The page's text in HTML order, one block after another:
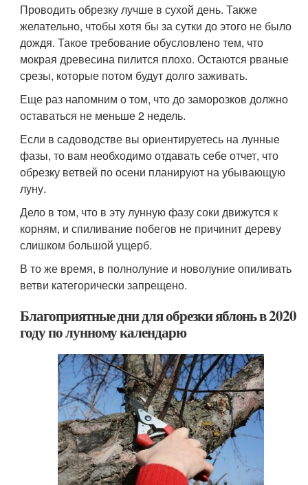
Проводить обрезку лучше в сухой день. Также
желательно, чтобы хотя бы за сутки до этого не было
дождя. Такое требование обусловлено тем, что
мокрая древесина пилится плохо. Остаются рваные
срезы, которые потом будут долго заживать.
Еще раз напомним о том, что до заморозков должно
оставаться не меньше 2 недель.
Если в садоводстве вы ориентируетесь на лунные
фазы, то вам необходимо отдавать себе отчет, что
обрезку ветвей по осени планируют на убывающую
луну.
Дело в том, что в эту лунную фазу соки движутся к
корням, и спиливание побегов не причинит дереву
слишком большой ущерб.
В то же время, в полнолуние и новолуние опиливать
ветви категорически запрещено.
Благоприятные дни для обрезки яблонь в 2020
году по лунному календарю